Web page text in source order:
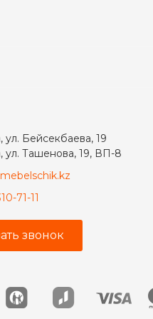
ул. Бейсекбаева, 19
ул. Ташенова, 19, ВП-8
71-11
звонок